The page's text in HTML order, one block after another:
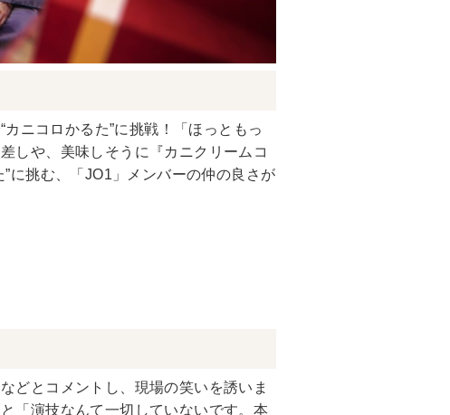
ニコロかるた”に挑戦！「ほっともっ
しや、美味しそうに『カニクリームコ
に挑む、「JO1」メンバーの仲の良さが
どとコメントし、現場の笑いを誘いま
「演技なんて一切していないです。本